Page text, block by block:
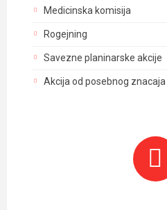
Medicinska komisija
Rogejning
Savezne planinarske akcije
Akcija od posebnog znacaja